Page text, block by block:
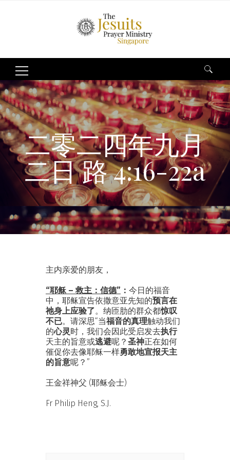
Search
for:
二零二四年九月
二日 路 4:16-22a
主内亲爱的朋友，
“耶稣 – 救主：信德” ： 今日的福音
中，耶稣宣告依撒意亚先知的预言在
祂身上应验了。纳匝肋的群众都惊叹
不已。请深思“当福音的真理触动我们
的心灵时，我们会因此受启发去执行
天主的旨意或逃避呢？ 圣神正在如何
催促你去像耶稣一样勇敢地宣报天主
的旨意呢？”
王金祥神父 (耶稣会士)
Fr Philip Heng, S.J.